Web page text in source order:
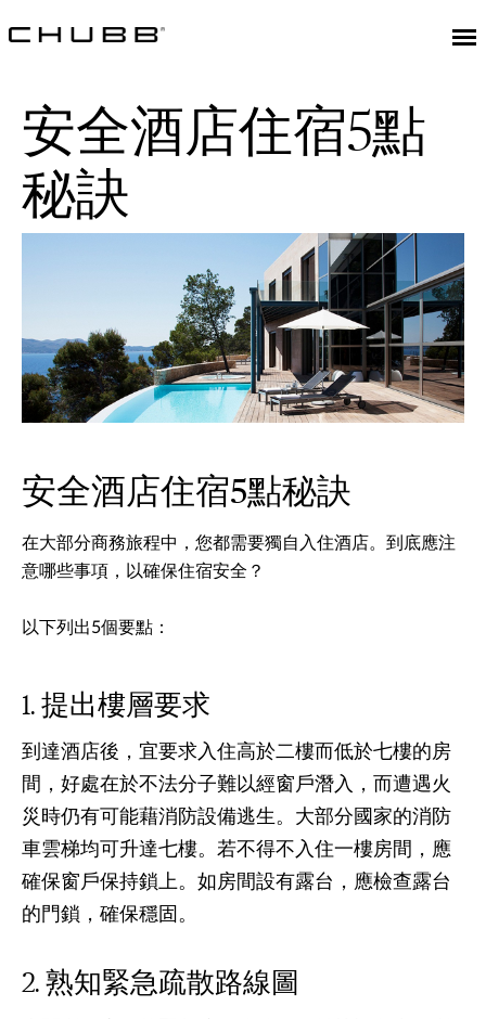
安全酒店住宿5點
秘訣
安全酒店住宿5點秘訣
在大部分商務旅程中，您都需要獨自入住酒店。到底應注
意哪些事項，以確保住宿安全？
以下列出5個要點：
提出樓層要求
到達酒店後，宜要求入住高於二樓而低於七樓的房
間，好處在於不法分子難以經窗戶潛入，而遭遇火
災時仍有可能藉消防設備逃生。大部分國家的消防
車雲梯均可升達七樓。若不得不入住一樓房間，應
確保窗戶保持鎖上。如房間設有露台，應檢查露台
的門鎖，確保穩固。
熟知緊急疏散路線圖